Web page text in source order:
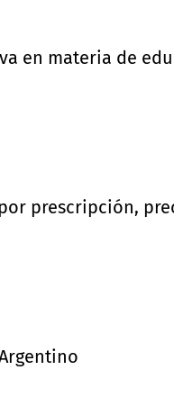
en materia de
prescripción,